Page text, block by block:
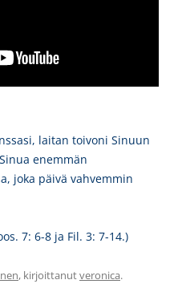
laitan toivoni Sinuun
enemmän
joka päivä vahvemmin
7: 6-8 ja Fil. 3: 7-14.)
, kirjoittanutveronica.